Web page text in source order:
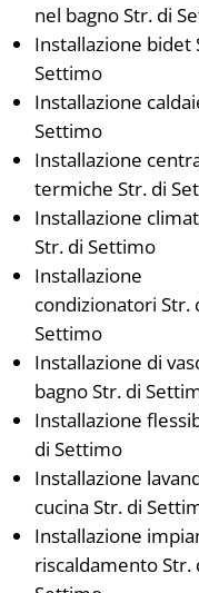
nel bagno Str. di
Installazione bidet
Settimo
Installazione
Settimo
Installazione
termiche Str. di
Installazione
Str. di Settimo
Installazione
condizionatori Str.
Settimo
Installazione di
bagno Str. di
Installazione
di Settimo
Installazione
cucina Str. di
Installazione
riscaldamento Str.